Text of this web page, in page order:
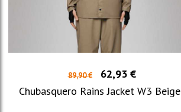
89,90 €
62,93 €
Chubasquero Rains Jacket W3 Beige